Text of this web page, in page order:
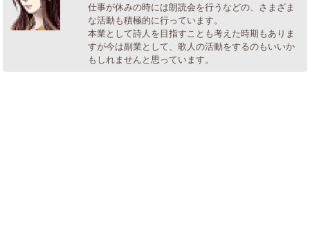
仕事が休みの時には朗読会を行うなどの、さまざま
な活動も積極的に行っています。
本業として詩人を目指すことも考えた時期もありま
すが今は副業として、歌人の活動をするのもいいか
もしれませんと思っています。